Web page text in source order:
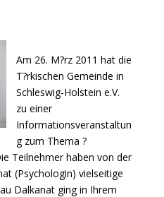
Am 26. M?rz 2011 hat die
T?rkischen Gemeinde in
Schleswig-Holstein e.V.
zu einer
Informationsveranstaltun
g zum Thema ?
Teilnehmer haben von der
(Psychologin) vielseitige
Dalkanat ging in Ihrem